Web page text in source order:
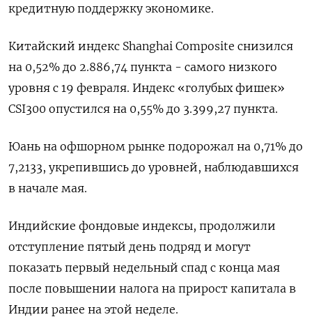
кредитную поддержку экономике.
Китайский индекс Shanghai Composite снизился
на 0,52% до 2.886,74 пункта - самого низкого
уровня с 19 февраля. Индекс «голубых фишек»
CSI300 опустился на 0,55% до 3.399,27 пункта.
Юань на офшорном рынке подорожал на 0,71% до
7,2133, укрепившись до уровней, наблюдавшихся
в начале мая.
Индийские фондовые индексы, продолжили
отступление пятый день подряд и могут
показать первый недельный спад с конца мая
после повышении налога на прирост капитала в
Индии ранее на этой неделе.